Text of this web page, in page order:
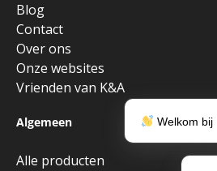
Blog
Contact
Over ons
Onze websites
Vrienden van K&A
Algemeen
Alle producten
Welkom bij